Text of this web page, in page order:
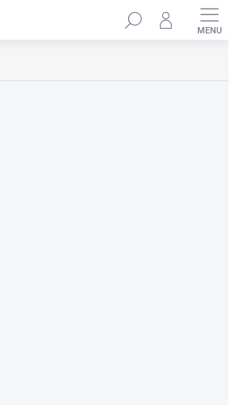
Hľadať